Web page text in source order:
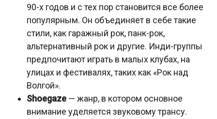
90-х годов и с тех пор становится все более
популярным. Он объединяет в себе такие
стили, как гаражный рок, панк-рок,
альтернативный рок и другие. Инди-группы
предпочитают играть в малых клубах, на
улицах и фестивалях, таких как «Рок над
Волгой».
Shoegaze — жанр, в котором основное
внимание уделяется звуковому трансу.